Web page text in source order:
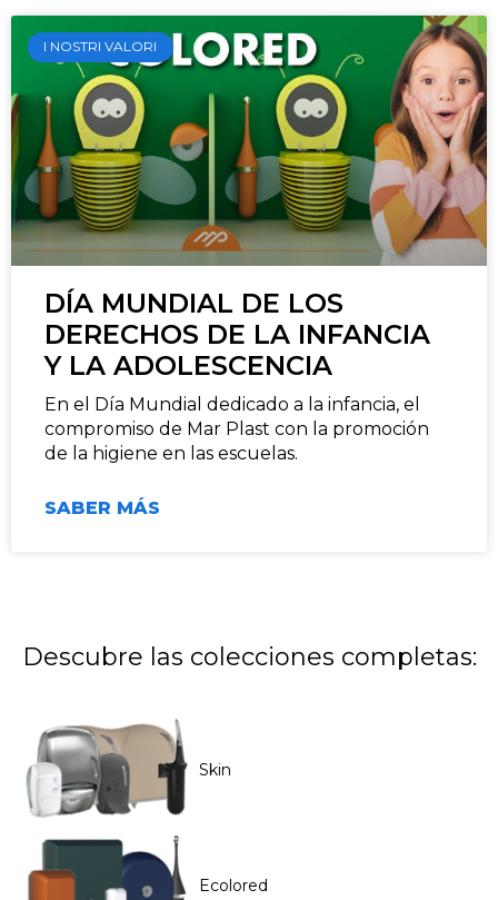
I NOSTRI VALORI
DÍA MUNDIAL DE LOS
DERECHOS DE LA INFANCIA
Y LA ADOLESCENCIA
En el Día Mundial dedicado a la infancia, el
compromiso de Mar Plast con la promoción
de la higiene en las escuelas.
SABER MÁS
Descubre las colecciones completas:
Skin
Ecolored